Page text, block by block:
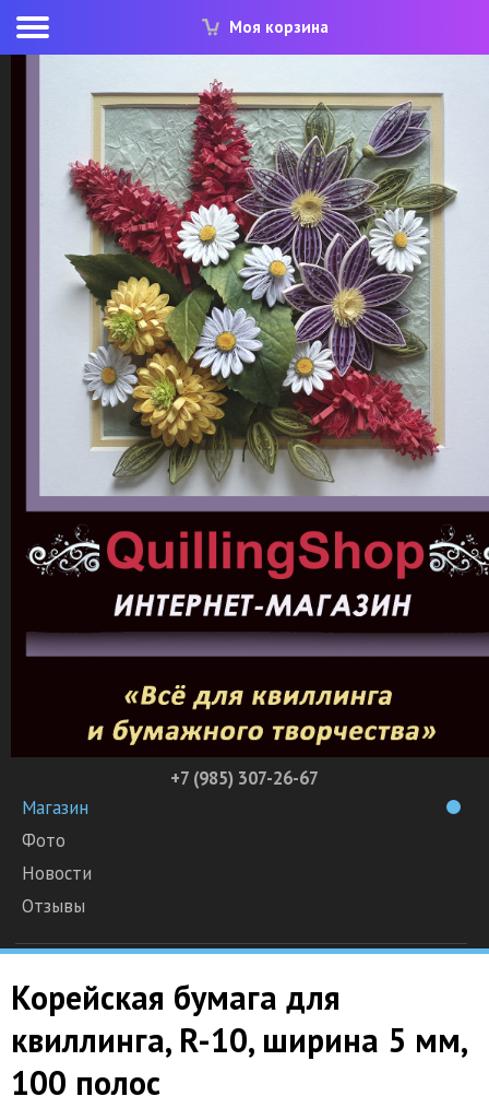
Моя корзина
+7 (985) 307-26-67
Магазин
Фото
Новости
Отзывы
Корейская бумага для
квиллинга, R-10, ширина 5 мм,
100 полос